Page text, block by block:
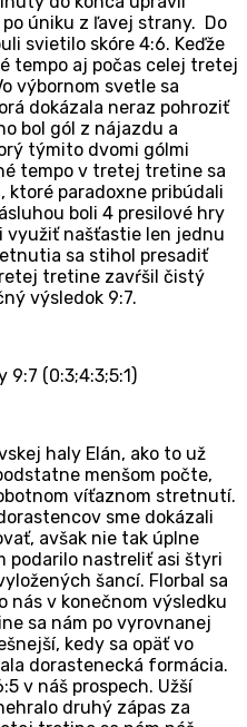
úniku z ľavej strany. Do
svietilo skóre 4:6. Keďže
tempo aj počas celej tretej
výbornom svetle sa
dokázala neraz pohroziť
bol gól z nájazdu a
týmito dvomi gólmi
tempo v tretej tretine sa
ktoré paradoxne pribúdali
boli 4 presilové hry
využiť našťastie len jednu
sa stihol presadiť
tretine zavŕšil čistý
výsledok 9:7.
9:7 (0:3;4:3;5:1)
haly Elán, ako to už
menšom počte,
víťaznom stretnutí.
sme dokázali
avšak nie tak úplne
podarilo nastreliť asi štyri
šancí. Florbal sa
nás v konečnom výsledku
sa nám po vyrovnanej
kedy sa opäť vo
dorastenecká formácia.
v náš prospech. Užší
druhý zápas za